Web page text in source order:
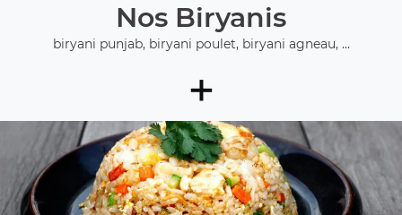
Nos Biryanis
biryani punjab, biryani poulet, biryani agneau, ...
+